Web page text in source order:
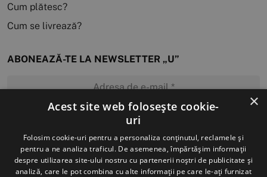
Cum plătesc?
Cum se livrează?
ABONEAZĂ-TE LA NEWSLETTER „U”
MĂ ABONEZ
×
Acest site web folosește cookie-
uri
Folosim cookie-uri pentru a personaliza conținutul, reclamele și
pentru a ne analiza traficul. De asemenea, împărtășim informații
despre utilizarea site-ului nostru cu partenerii noștri de publicitate și
analiză, care le pot combina cu alte informații pe care le-ați furnizat